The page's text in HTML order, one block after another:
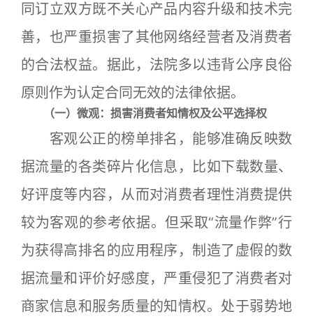
同订立双方既不关心产品内容升级和技术完
善，也严重损害了其他网络经营者及消费者
的合法权益。据此，法院多以违背公序良俗
原则作为认定合同无效的法律依据。
（一）微观：损害消费者知情权及公平选择权
客观公正的榜单排名，能够准确反映数
据流量的各类碎片化信息，比如下载数量、
好评度等内容，从而对消费者理性消费提供
较为客观的参考依据。但采取“流量作弊”行
为获得高排名的应用程序，制造了虚假的数
据流量和评价好感度，严重侵犯了消费者对
商家信息和服务质量的知情权。处于弱势地